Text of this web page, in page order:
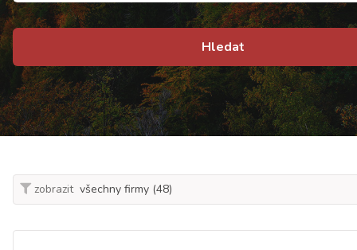
Hledat
zobrazit